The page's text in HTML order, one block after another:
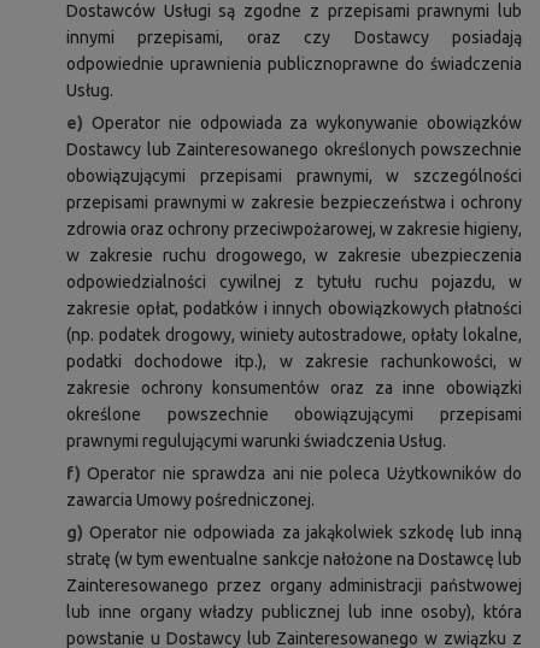
Dostawców Usługi są zgodne z przepisami prawnymi lub
innymi przepisami, oraz czy Dostawcy posiadają
odpowiednie uprawnienia publicznoprawne do świadczenia
Usług.
e) Operator nie odpowiada za wykonywanie obowiązków
Dostawcy lub Zainteresowanego określonych powszechnie
obowiązującymi przepisami prawnymi, w szczególności
przepisami prawnymi w zakresie bezpieczeństwa i ochrony
zdrowia oraz ochrony przeciwpożarowej, w zakresie higieny,
w zakresie ruchu drogowego, w zakresie ubezpieczenia
odpowiedzialności cywilnej z tytułu ruchu pojazdu, w
zakresie opłat, podatków i innych obowiązkowych płatności
(np. podatek drogowy, winiety autostradowe, opłaty lokalne,
podatki dochodowe itp.), w zakresie rachunkowości, w
zakresie ochrony konsumentów oraz za inne obowiązki
określone powszechnie obowiązującymi przepisami
prawnymi regulującymi warunki świadczenia Usług.
f)Operator nie sprawdza ani nie poleca Użytkowników do
zawarcia Umowy pośredniczonej.
g)Operator nie odpowiada za jakąkolwiek szkodę lub inną
stratę (w tym ewentualne sankcje nałożone na Dostawcę lub
Zainteresowanego przez organy administracji państwowej
lub inne organy władzy publicznej lub inne osoby), która
powstanie u Dostawcy lub Zainteresowanego w związku z